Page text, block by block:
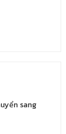
sang